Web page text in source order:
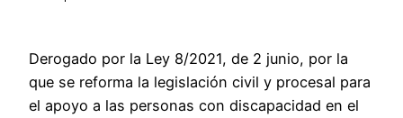
Derogado por la Ley 8/2021, de 2 junio, por la
que se reforma la legislación civil y procesal para
el apoyo a las personas con discapacidad en el